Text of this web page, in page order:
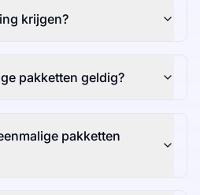
krijgen?
pakketten geldig?
pakketten